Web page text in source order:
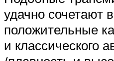
удачно сочетают
положительные
и классического